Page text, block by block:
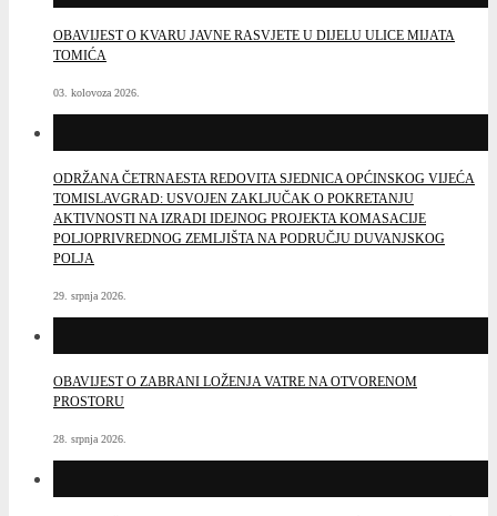
OBAVIJEST O KVARU JAVNE RASVJETE U DIJELU ULICE MIJATA
TOMIĆA
03. kolovoza 2026.
ODRŽANA ČETRNAESTA REDOVITA SJEDNICA OPĆINSKOG VIJEĆA
TOMISLAVGRAD: USVOJEN ZAKLJUČAK O POKRETANJU
AKTIVNOSTI NA IZRADI IDEJNOG PROJEKTA KOMASACIJE
POLJOPRIVREDNOG ZEMLJIŠTA NA PODRUČJU DUVANJSKOG
POLJA
29. srpnja 2026.
OBAVIJEST O ZABRANI LOŽENJA VATRE NA OTVORENOM
PROSTORU
28. srpnja 2026.